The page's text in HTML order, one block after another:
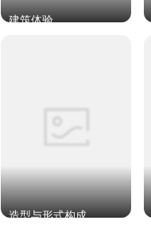
建筑体验
造型与形式构成